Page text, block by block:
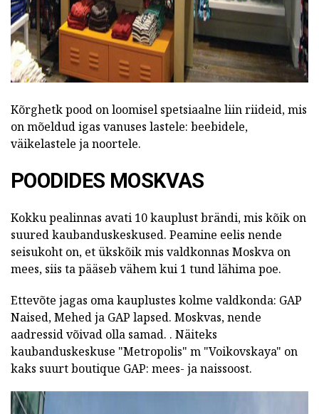
Kõrghetk pood on loomisel spetsiaalne liin riideid, mis
on mõeldud igas vanuses lastele: beebidele,
väikelastele ja noortele.
POODIDES MOSKVAS
Kokku pealinnas avati 10 kauplust brändi, mis kõik on
suured kaubanduskeskused. Peamine eelis nende
seisukoht on, et ükskõik mis valdkonnas Moskva on
mees, siis ta pääseb vähem kui 1 tund lähima poe.
Ettevõte jagas oma kauplustes kolme valdkonda: GAP
Naised, Mehed ja GAP lapsed. Moskvas, nende
aadressid võivad olla samad. . Näiteks
kaubanduskeskuse "Metropolis" m "Voikovskaya" on
kaks suurt boutique GAP: mees- ja naissoost.